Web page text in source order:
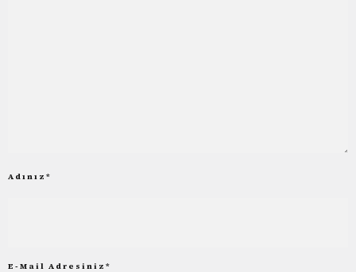
Adınız *
E-Mail Adresiniz *